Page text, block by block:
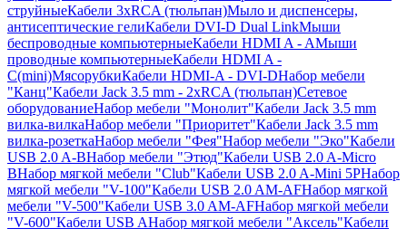
струйныеКабели 3xRCA (тюльпан)Мыло и диспенсеры,
антисептические гелиКабели DVI-D Dual LinkМыши
беспроводные компьютерныеКабели HDMI A - AМыши
проводные компьютерныеКабели HDMI A -
C(mini)МясорубкиКабели HDMI-A - DVI-DНабор мебели
"Канц"Кабели Jack 3.5 mm - 2xRCA (тюльпан)Сетевое
оборудованиеНабор мебели "Монолит"Кабели Jack 3.5 mm
вилка-вилкаНабор мебели "Приоритет"Кабели Jack 3.5 mm
вилка-розеткаНабор мебели "Фея"Набор мебели "Эко"Кабели
USB 2.0 A-BНабор мебели "Этюд"Кабели USB 2.0 A-Micro
BНабор мягкой мебели "Club"Кабели USB 2.0 A-Mini 5PНабор
мягкой мебели "V-100"Кабели USB 2.0 AM-AFНабор мягкой
мебели "V-500"Кабели USB 3.0 AM-AFНабор мягкой мебели
"V-600"Кабели USB AНабор мягкой мебели "Аксель"Кабели